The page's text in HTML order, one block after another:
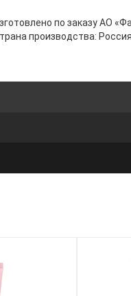
по заказу АО
производства: Россия